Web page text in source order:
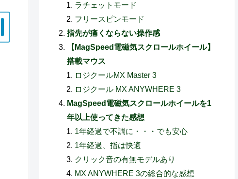
ラチェットモード
フリースピンモード
指先が痛くならない操作感
【MagSpeed電磁気スクロールホイール】
搭載マウス
ロジクールMX Master 3
ロジクール MX ANYWHERE 3
MagSpeed電磁気スクロールホイールを1
年以上使ってきた感想
1年経過で不調に・・・でも安心
1年経過、指は快適
クリック音の有無モデルあり
MX ANYWHERE 3の総合的な感想